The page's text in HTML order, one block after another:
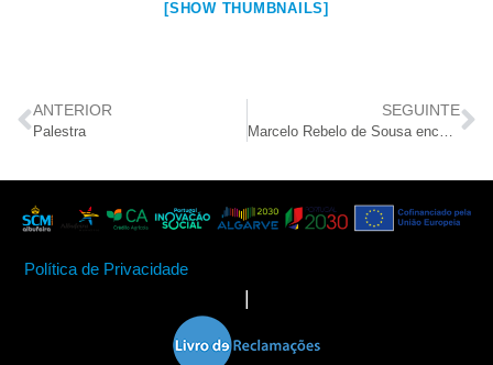
[SHOW THUMBNAILS]
ANTERIOR
Palestra
SEGUINTE
Marcelo Rebelo de Sousa encerrou XIII Congresso Nacional das Misericórdias
Política de Privacidade